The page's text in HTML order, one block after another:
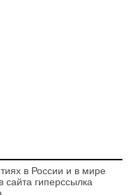
в России и в мире
гиперссылка